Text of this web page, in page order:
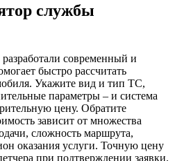
службы
современный и
быстро рассчитать
Укажите вид и тип ТС,
параметры – и система
цену. Обратите
зависит от множества
сложность маршрута,
оказания услуги. Точную цену
при подтверждении заявки.